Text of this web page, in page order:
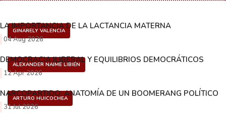
GINARELY VALENCIA
LA IMPORTANCIA DE LA LACTANCIA MATERNA
04 Aug 2026
ALEXANDER NAIME LIBIÉN
DEMOCRACIA ILIBERAL Y EQUILIBRIOS DEMOCRÁTICOS
12 Apr 2026
ARTURO HUICOCHEA
NARCOPARTIDO: ANATOMÍA DE UN BOOMERANG POLÍTICO
31 Jul 2026